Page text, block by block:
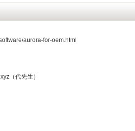
aurora-for-oem.html
（代先生）